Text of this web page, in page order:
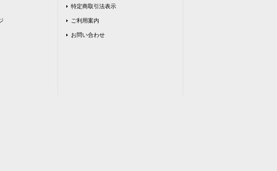
特定商取引法表示
ご利用案内
お問い合わせ